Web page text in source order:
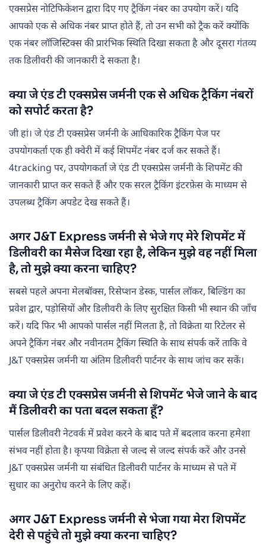
एक्सप्रेस नोटिफिकेशन द्वारा दिए गए ट्रैकिंग नंबर का उपयोग करें। यदि
आपको एक से अधिक नंबर प्राप्त होते हैं, तो उन सभी को ट्रैक करें क्योंकि
एक नंबर लॉजिस्टिक्स की प्रारंभिक स्थिति दिखा सकता है और दूसरा गंतव्य
तक डिलीवरी की जानकारी दे सकता है।
क्या जे एंड टी एक्सप्रेस जर्मनी एक से अधिक ट्रैकिंग नंबरों
को सपोर्ट करता है?
जी हां। जे एंड टी एक्सप्रेस जर्मनी के आधिकारिक ट्रैकिंग पेज पर
उपयोगकर्ता एक ही क्वेरी में कई शिपमेंट नंबर दर्ज कर सकते हैं।
4tracking पर, उपयोगकर्ता जे एंड टी एक्सप्रेस जर्मनी के शिपमेंट की
जानकारी प्राप्त कर सकते हैं और एक सरल ट्रैकिंग इंटरफ़ेस के माध्यम से
उपलब्ध ट्रैकिंग अपडेट देख सकते हैं।
अगर J&T Express जर्मनी से भेजे गए मेरे शिपमेंट में
डिलीवरी का मैसेज दिखा रहा है, लेकिन मुझे वह नहीं मिला
है, तो मुझे क्या करना चाहिए?
सबसे पहले अपना मेलबॉक्स, रिसेप्शन डेस्क, पार्सल लॉकर, बिल्डिंग का
प्रवेश द्वार, पड़ोसियों और डिलीवरी के लिए सुरक्षित किसी भी स्थान की जाँच
करें। यदि फिर भी आपको पार्सल नहीं मिलता है, तो विक्रेता या रिटेलर से
अपने ट्रैकिंग नंबर और नवीनतम ट्रैकिंग स्थिति के साथ संपर्क करें ताकि वे
J&T एक्सप्रेस जर्मनी या अंतिम डिलीवरी पार्टनर के साथ जांच कर सकें।
क्या जे एंड टी एक्सप्रेस जर्मनी से शिपमेंट भेजे जाने के बाद
मैं डिलीवरी का पता बदल सकता हूँ?
पार्सल डिलीवरी नेटवर्क में प्रवेश करने के बाद पते में बदलाव करना हमेशा
संभव नहीं होता है। कृपया विक्रेता से जल्द से जल्द संपर्क करें और उनसे
J&T एक्सप्रेस जर्मनी या संबंधित डिलीवरी पार्टनर के माध्यम से पते में
सुधार का अनुरोध करने के लिए कहें।
अगर J&T Express जर्मनी से भेजा गया मेरा शिपमेंट
देरी से पहुंचे तो मुझे क्या करना चाहिए?